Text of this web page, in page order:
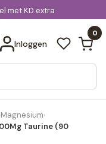
met KD.extra
Inloggen
0
alle resultaten
Magnesium›
Taurine (90